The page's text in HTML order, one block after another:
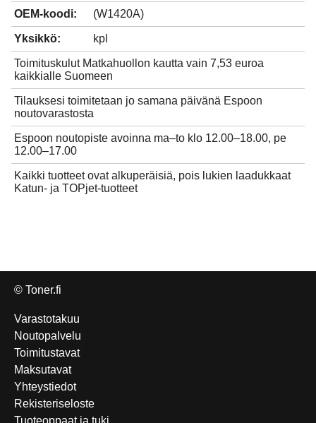
OEM-koodi: (W1420A)
Yksikkö: kpl
Toimituskulut Matkahuollon kautta vain 7,53 euroa
kaikkialle Suomeen
Tilauksesi toimitetaan jo samana päivänä Espoon
noutovarastosta
Espoon noutopiste avoinna ma–to klo 12.00–18.00, pe
12.00–17.00
Kaikki tuotteet ovat alkuperäisiä, pois lukien laadukkaat
Katun- ja TOPjet-tuotteet
© Toner.fi
Varastotakuu
Noutopalvelu
Toimitustavat
Maksutavat
Yhteystiedot
Rekisteriseloste